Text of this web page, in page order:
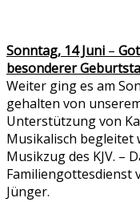
Sonntag, 14 Juni –
besonderer
Weiter ging es am
gehalten von
Unterstützung von
Musikalisch begleitet
Musikzug des KJV. –
Familiengottesdienst
Jünger.